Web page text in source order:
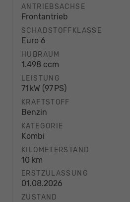
ANTRIEBSACHSE
Frontantrieb
SCHADSTOFFKLASSE
Euro 6
HUBRAUM
1.498 ccm
LEISTUNG
71 kW (97 PS)
KRAFTSTOFF
Benzin
KATEGORIE
Kombi
KILOMETERSTAND
10 km
ERSTZULASSUNG
01.08.2026
ZUSTAND